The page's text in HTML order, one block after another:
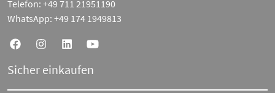
Telefon: +49 711 21951190
WhatsApp: +49 174 1949813
Sicher einkaufen